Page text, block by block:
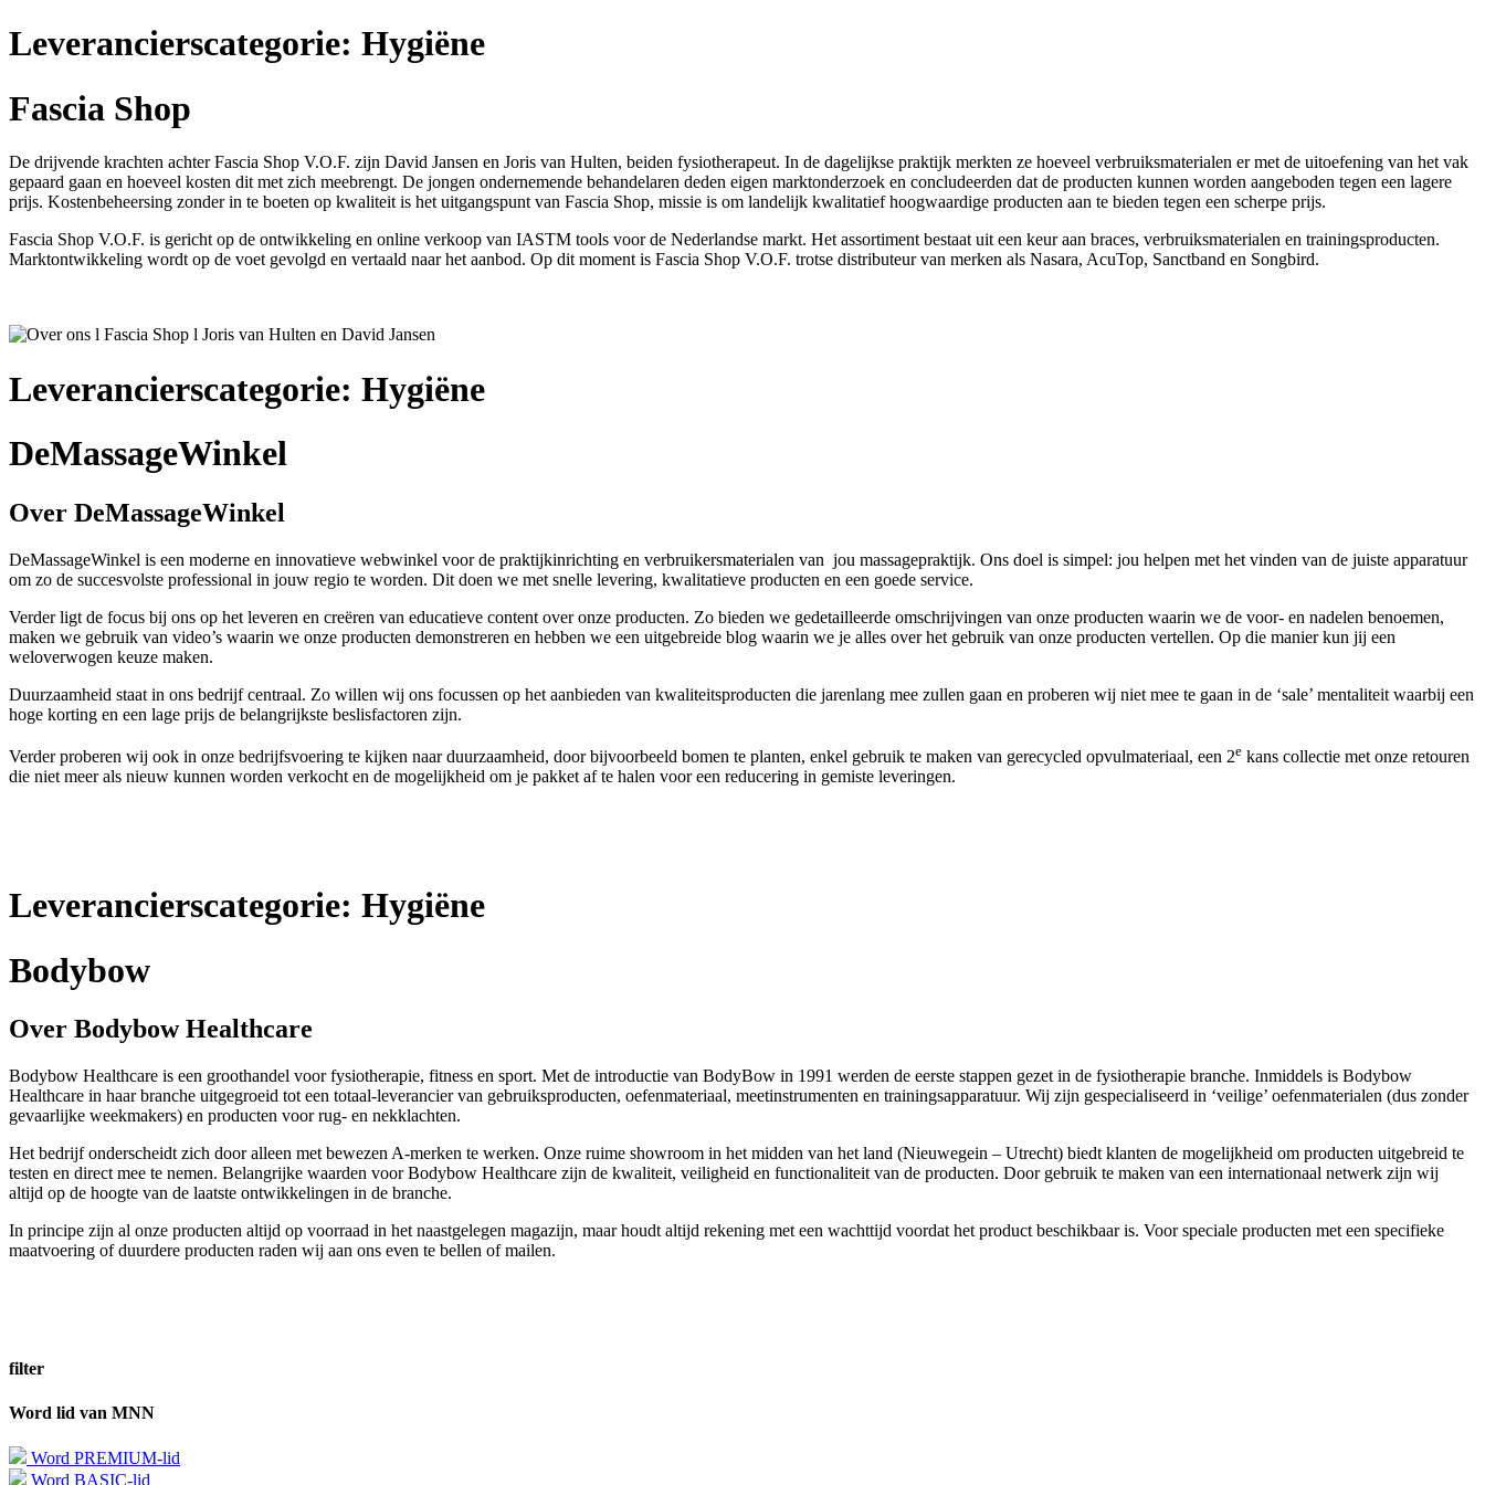
Leverancierscategorie: Hygiëne
Fascia Shop
De drijvende krachten achter Fascia Shop V.O.F. zijn David Jansen en Joris van Hulten, beiden fysiotherapeut. In de dagelijkse praktijk merkten ze hoeveel verbruiksmaterialen er met de uitoefening van het vak
gepaard gaan en hoeveel kosten dit met zich meebrengt. De jongen ondernemende behandelaren deden eigen marktonderzoek en concludeerden dat de producten kunnen worden aangeboden tegen een lagere
prijs. Kostenbeheersing zonder in te boeten op kwaliteit is het uitgangspunt van Fascia Shop, missie is om landelijk kwalitatief hoogwaardige producten aan te bieden tegen een scherpe prijs.
Fascia Shop V.O.F. is gericht op de ontwikkeling en online verkoop van IASTM tools voor de Nederlandse markt. Het assortiment bestaat uit een keur aan braces, verbruiksmaterialen en trainingsproducten.
Marktontwikkeling wordt op de voet gevolgd en vertaald naar het aanbod. Op dit moment is Fascia Shop V.O.F. trotse distributeur van merken als Nasara, AcuTop, Sanctband en Songbird.
Leverancierscategorie: Hygiëne
DeMassageWinkel
Over DeMassageWinkel
DeMassageWinkel is een moderne en innovatieve webwinkel voor de praktijkinrichting en verbruikersmaterialen van jou massagepraktijk. Ons doel is simpel: jou helpen met het vinden van de juiste apparatuur
om zo de succesvolste professional in jouw regio te worden. Dit doen we met snelle levering, kwalitatieve producten en een goede service.
Verder ligt de focus bij ons op het leveren en creëren van educatieve content over onze producten. Zo bieden we gedetailleerde omschrijvingen van onze producten waarin we de voor- en nadelen benoemen,
maken we gebruik van video’s waarin we onze producten demonstreren en hebben we een uitgebreide blog waarin we je alles over het gebruik van onze producten vertellen. Op die manier kun jij een
weloverwogen keuze maken.
Duurzaamheid staat in ons bedrijf centraal. Zo willen wij ons focussen op het aanbieden van kwaliteitsproducten die jarenlang mee zullen gaan en proberen wij niet mee te gaan in de ‘sale’ mentaliteit waarbij een
hoge korting en een lage prijs de belangrijkste beslisfactoren zijn.
Verder proberen wij ook in onze bedrijfsvoering te kijken naar duurzaamheid, door bijvoorbeeld bomen te planten, enkel gebruik te maken van gerecycled opvulmateriaal, een 2e kans collectie met onze retouren
die niet meer als nieuw kunnen worden verkocht en de mogelijkheid om je pakket af te halen voor een reducering in gemiste leveringen.
Leverancierscategorie: Hygiëne
Bodybow
Over Bodybow Healthcare
Bodybow Healthcare is een groothandel voor fysiotherapie, fitness en sport. Met de introductie van BodyBow in 1991 werden de eerste stappen gezet in de fysiotherapie branche. Inmiddels is Bodybow
Healthcare in haar branche uitgegroeid tot een totaal-leverancier van gebruiksproducten, oefenmateriaal, meetinstrumenten en trainingsapparatuur. Wij zijn gespecialiseerd in ‘veilige’ oefenmaterialen (dus zonder
gevaarlijke weekmakers) en producten voor rug- en nekklachten.
Het bedrijf onderscheidt zich door alleen met bewezen A-merken te werken. Onze ruime showroom in het midden van het land (Nieuwegein – Utrecht) biedt klanten de mogelijkheid om producten uitgebreid te
testen en direct mee te nemen. Belangrijke waarden voor Bodybow Healthcare zijn de kwaliteit, veiligheid en functionaliteit van de producten. Door gebruik te maken van een internationaal netwerk zijn wij
altijd op de hoogte van de laatste ontwikkelingen in de branche.
In principe zijn al onze producten altijd op voorraad in het naastgelegen magazijn, maar houdt altijd rekening met een wachttijd voordat het product beschikbaar is. Voor speciale producten met een specifieke
maatvoering of duurdere producten raden wij aan ons even te bellen of mailen.
filter
Word lid van MNN
Word PREMIUM-lid
Word BASIC-lid